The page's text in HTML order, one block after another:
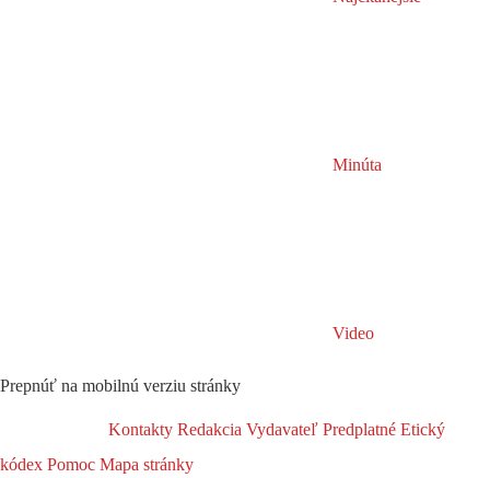
Minúta
Video
Prepnúť na mobilnú verziu stránky
Kontakty Redakcia Vydavateľ Predplatné Etický
kódex Pomoc Mapa stránky